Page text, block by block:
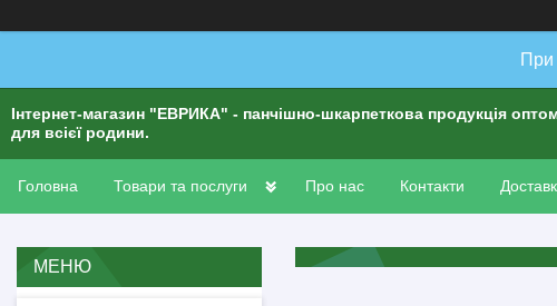
При
Інтернет-магазин "ЕВРИКА" - панчішно-шкарпеткова продукція
для всієї родини.
Головна Товари та послуги Про нас Контакти